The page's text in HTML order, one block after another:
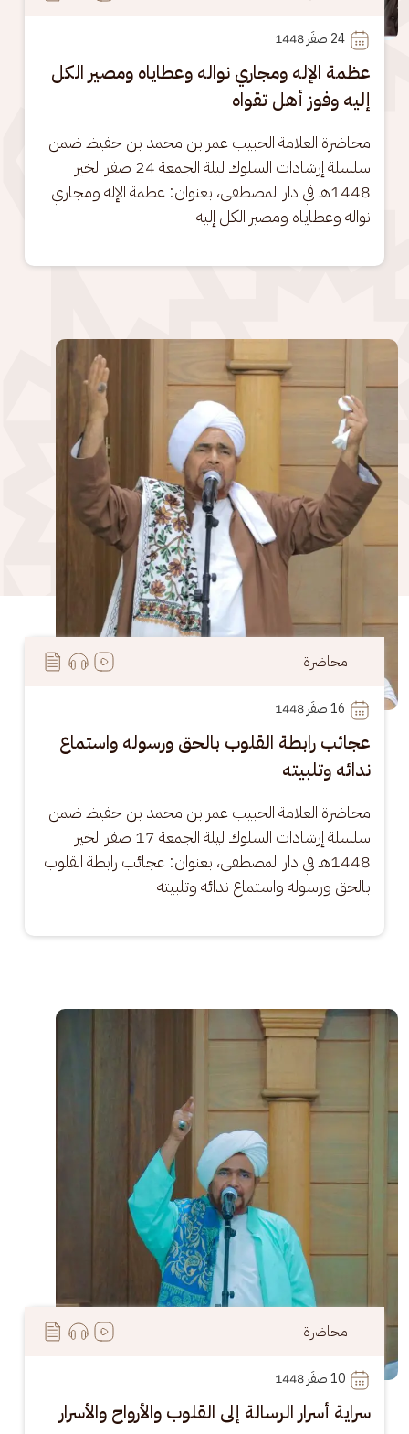
24
عظمة الإله ومجاري نواله وعطاياه ومصير الكل
إليه وفوز أهل تقواه
محاضرة العلامة الحبيب عمر بن محمد بن حفيظ ضمن
سلسلة إرشادات السلوك ليلة الجمعة 24 صفر الخير
1448هـ في دار المصطفى، بعنوان: عظمة الإله ومجاري
نواله وعطاياه ومصير الكل إليه
الصورة
محاضرة
16
عجائب رابطة القلوب بالحق ورسوله واستماع
ندائه وتلبيته
محاضرة العلامة الحبيب عمر بن محمد بن حفيظ ضمن
سلسلة إرشادات السلوك ليلة الجمعة 17 صفر الخير
1448هـ في دار المصطفى، بعنوان: عجائب رابطة القلوب
بالحق ورسوله واستماع ندائه وتلبيته
الصورة
محاضرة
10
سراية أسرار الرسالة إلى القلوب والأرواح والأسرار